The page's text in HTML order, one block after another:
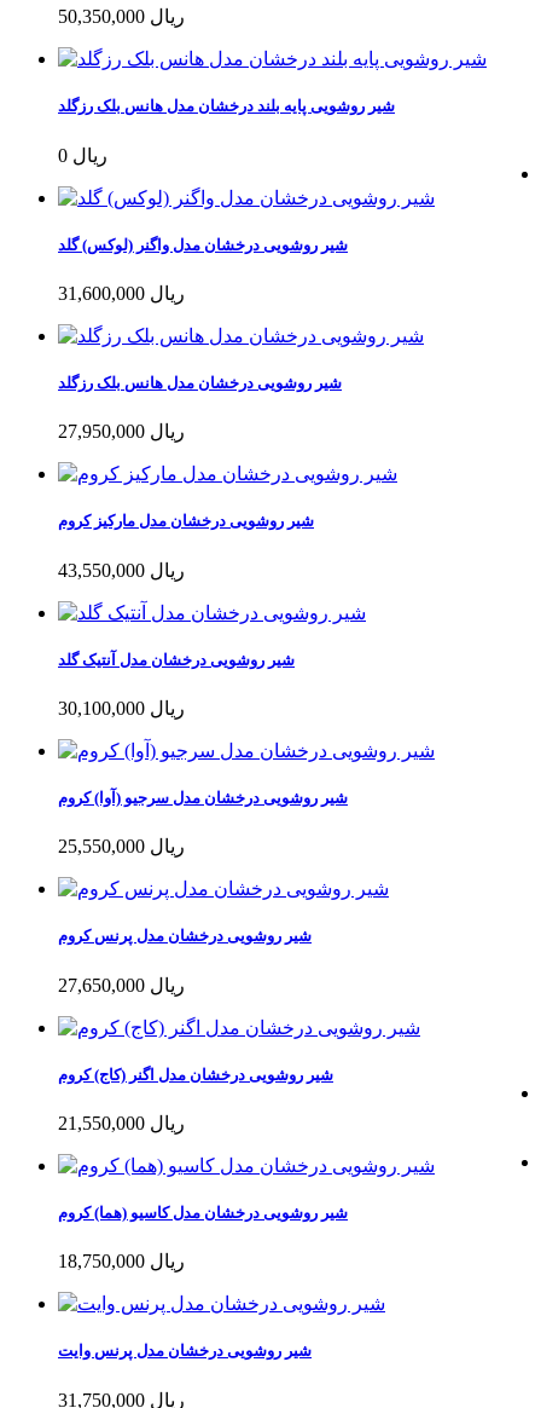
50,350,000 ریال
شیر روشویی پایه بلند درخشان مدل هانس بلک رزگلد
0 ریال
شیر روشویی درخشان مدل واگنر (لوکس) گلد
31,600,000 ریال
شیر روشویی درخشان مدل هانس بلک رزگلد
27,950,000 ریال
شیر روشویی درخشان مدل مارکیز کروم
43,550,000 ریال
شیر روشویی درخشان مدل آنتیک گلد
30,100,000 ریال
شیر روشویی درخشان مدل سرجیو (آوا) کروم
25,550,000 ریال
شیر روشویی درخشان مدل پرنس کروم
27,650,000 ریال
شیر روشویی درخشان مدل اگنر (کاج) کروم
21,550,000 ریال
شیر روشویی درخشان مدل کاسیو (هما) کروم
18,750,000 ریال
شیر روشویی درخشان مدل پرنس وایت
31,750,000 ریال